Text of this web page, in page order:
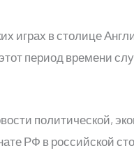
играх в столице
период времени
политической,
РФ в российской